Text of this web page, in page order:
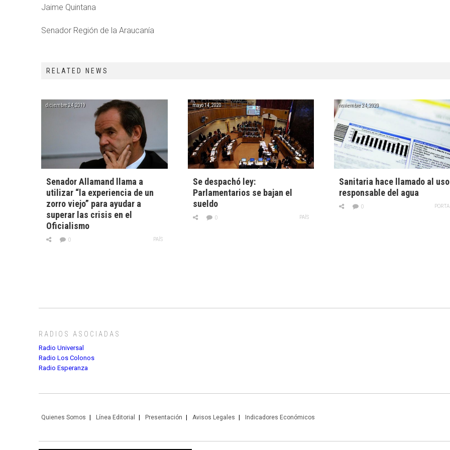
Jaime Quintana
Senador Región de la Araucanía
RELATED NEWS
diciembre 24, 2019
Senador Allamand llama a
utilizar “la experiencia de un
zorro viejo” para ayudar a
superar las crisis en el
Oficialismo
PAÍS
0
mayo 14, 2020
Se despachó ley:
Parlamentarios se bajan el
sueldo
PAÍS
0
noviembre 24, 2020
Sanitaria hace llamado al uso
responsable del agua
0
RADIOS ASOCIADAS
Radio Universal
Radio Los Colonos
Radio Esperanza
Quienes Somos Línea Editorial Presentación Avisos Legales Indicadores Económicos